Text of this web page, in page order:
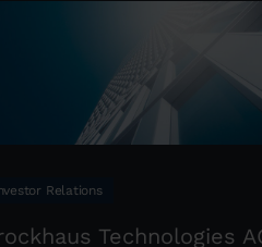
Relations
Technologies